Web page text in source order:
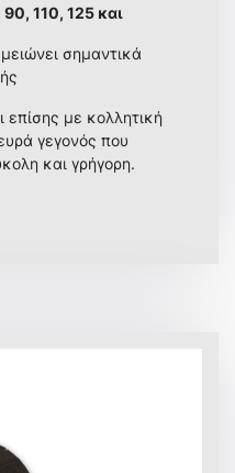
90, 110, 125 και
σημαντικά
επίσης με κολλητική
γεγονός που
και γρήγορη.